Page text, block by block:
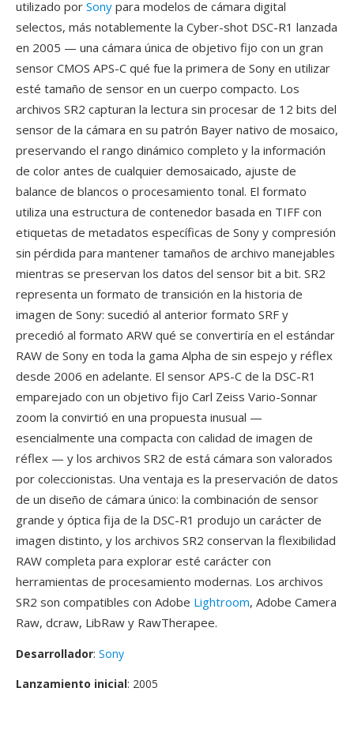
utilizado por Sony para modelos de cámara digital
selectos, más notablemente la Cyber-shot DSC-R1 lanzada
en 2005 — una cámara única de objetivo fijo con un gran
sensor CMOS APS-C qué fue la primera de Sony en utilizar
esté tamaño de sensor en un cuerpo compacto. Los
archivos SR2 capturan la lectura sin procesar de 12 bits del
sensor de la cámara en su patrón Bayer nativo de mosaico,
preservando el rango dinámico completo y la información
de color antes de cualquier demosaicado, ajuste de
balance de blancos o procesamiento tonal. El formato
utiliza una estructura de contenedor basada en TIFF con
etiquetas de metadatos específicas de Sony y compresión
sin pérdida para mantener tamaños de archivo manejables
mientras se preservan los datos del sensor bit a bit. SR2
representa un formato de transición en la historia de
imagen de Sony: sucedió al anterior formato SRF y
precedió al formato ARW qué se convertiría en el estándar
RAW de Sony en toda la gama Alpha de sin espejo y réflex
desde 2006 en adelante. El sensor APS-C de la DSC-R1
emparejado con un objetivo fijo Carl Zeiss Vario-Sonnar
zoom la convirtió en una propuesta inusual —
esencialmente una compacta con calidad de imagen de
réflex — y los archivos SR2 de está cámara son valorados
por coleccionistas. Una ventaja es la preservación de datos
de un diseño de cámara único: la combinación de sensor
grande y óptica fija de la DSC-R1 produjo un carácter de
imagen distinto, y los archivos SR2 conservan la flexibilidad
RAW completa para explorar esté carácter con
herramientas de procesamiento modernas. Los archivos
SR2 son compatibles con Adobe Lightroom, Adobe Camera
Raw, dcraw, LibRaw y RawTherapee.
Desarrollador: Sony
Lanzamiento inicial: 2005